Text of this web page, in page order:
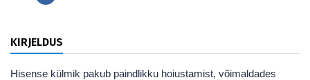
KIRJELDUS
Hisense külmik pakub paindlikku hoiustamist, võimaldades